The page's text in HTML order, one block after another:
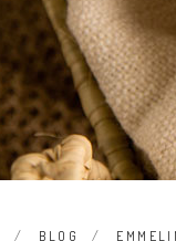
BLOG